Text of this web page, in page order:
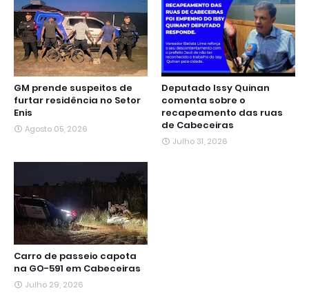
r
GM prende suspeitos de
furtar residência no Setor
Enis
Agosto 05, 2026
Deputado Issy Quinan
comenta sobre o
recapeamento das ruas
de Cabeceiras
Julho 31, 2026
Carro de passeio capota
na GO-591 em Cabeceiras
Julho 29, 2026